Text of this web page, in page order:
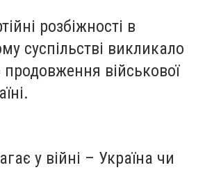
розбіжності в
суспільстві викликало
військової
у війні – Україна чи